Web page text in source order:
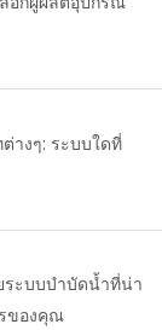
างๆ: ระบบใดที่
ะบบบำบัดน้ำที่น่า
ของคุณ